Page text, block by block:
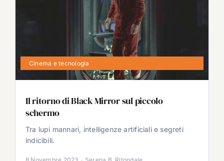
Cinema e tecnologia
Il ritorno di Black Mirror sul piccolo
schermo
Tra lupi mannari, intelligenze artificiali e segreti
indicibili.